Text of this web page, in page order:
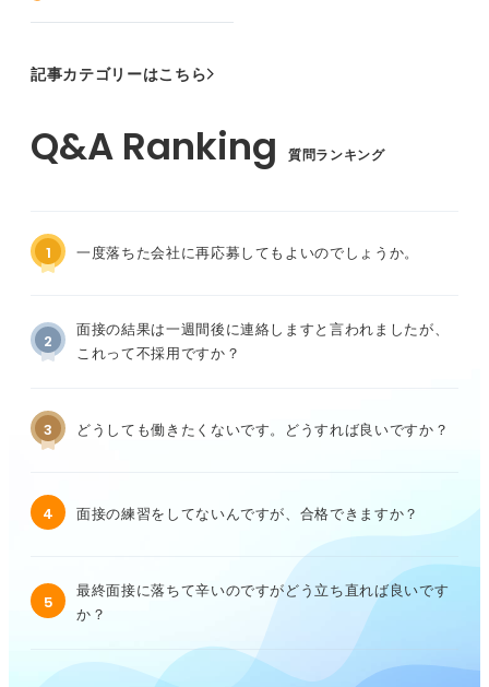
記事カテゴリーはこちら
質問ランキング
1 一度落ちた会社に再応募してもよいのでしょうか。
2
面接の結果は一週間後に連絡しますと言われましたが、
これって不採用ですか？
3 どうしても働きたくないです。どうすれば良いですか？
4 面接の練習をしてないんですが、合格できますか？
5
最終面接に落ちて辛いのですがどう立ち直れば良いです
か？